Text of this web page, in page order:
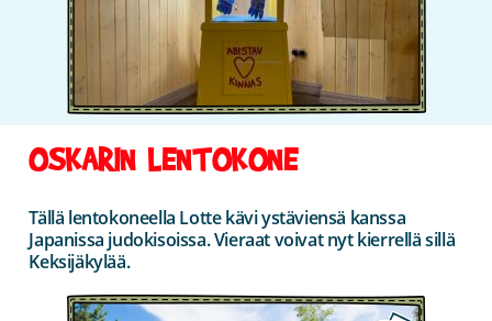
OSKARIN LENTOKONE
Tällä lentokoneella Lotte kävi ystäviensä kanssa
Japanissa judokisoissa. Vieraat voivat nyt kierrellä sillä
Keksijäkylää.